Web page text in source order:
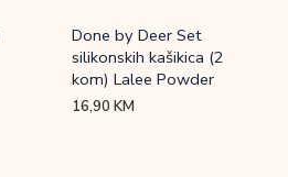
Done by Deer Set
silikonskih kašikica (2
kom) Lalee Powder
16,90KM